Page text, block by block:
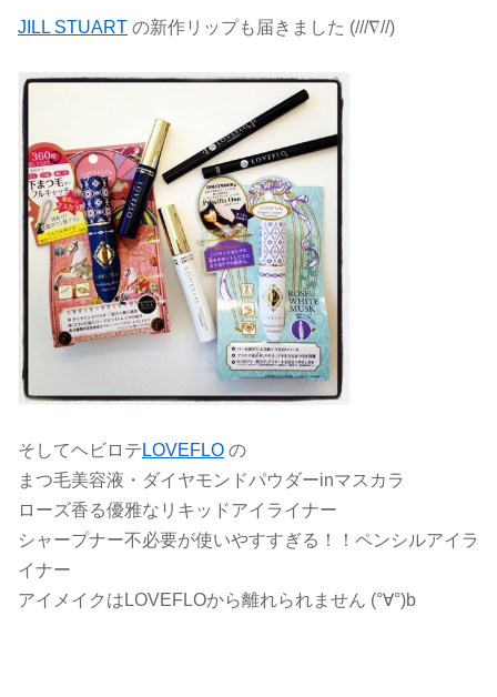
JILL STUART の新作リップも届きました (///∇//)
そしてヘビロテ LOVEFLO の
まつ毛美容液・ダイヤモンドパウダーinマスカラ
ローズ香る優雅なリキッドアイライナー
シャープナー不必要が使いやすすぎる！！ペンシルアイラ
イナー
アイメイクはLOVEFLOから離れられません (°∀°)b